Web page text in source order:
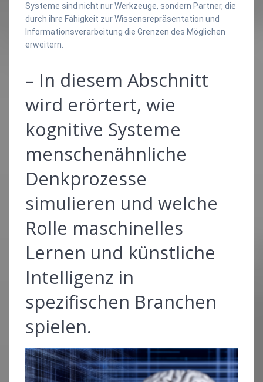
Systeme sind nicht nur Werkzeuge, sondern Partner, die
durch ihre Fähigkeit zur Wissensrepräsentation und
Informationsverarbeitung die Grenzen des Möglichen
erweitern.
– In diesem Abschnitt
wird erörtert, wie
kognitive Systeme
menschenähnliche
Denkprozesse
simulieren und welche
Rolle maschinelles
Lernen und künstliche
Intelligenz in
spezifischen Branchen
spielen.